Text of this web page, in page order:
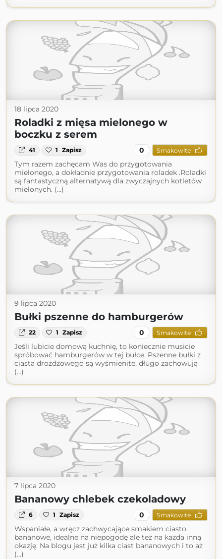
18 lipca 2020
Roladki z mięsa mielonego w
boczku z serem
41 1 Zapisz 0 Smakowite
Tym razem zachęcam Was do przygotowania
mielonego, a dokładnie przygotowania roladek .Roladki
są fantastyczną alternatywą dla zwyczajnych kotletów
mielonych. (...)
9 lipca 2020
Bułki pszenne do hamburgerów
22 1 Zapisz 0 Smakowite
Jeśli lubicie domową kuchnię, to koniecznie musicie
spróbować hamburgerów w tej bułce. Pszenne bułki z
ciasta drożdżowego są wyśmienite, długo zachowują
(...)
7 lipca 2020
Bananowy chlebek czekoladowy
6 1 Zapisz 0 Smakowite
Wspaniałe, a wręcz zachwycające smakiem ciasto
bananowe, idealne na niepogodę ale też na każda inną
okazję. Na blogu jest już kilka ciast bananowych i to aż
(...)